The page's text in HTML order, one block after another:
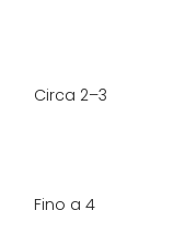
Circa 2–3
Fino a 4